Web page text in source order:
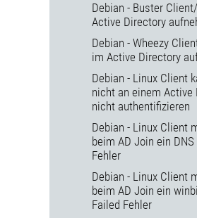
Debian - Buster
Active Directory
Debian - Wheezy
im Active Directory
Debian - Linux Client
nicht an einem Active
nicht authentifizieren
Debian - Linux Client
beim AD Join ein DNS
Fehler
Debian - Linux Client
beim AD Join ein
Failed Fehler